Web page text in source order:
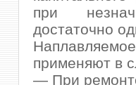
при
достаточно
применяют в
— При